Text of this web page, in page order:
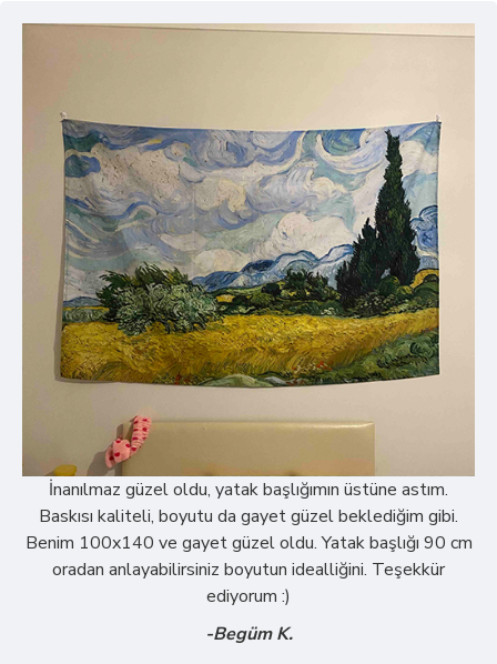
İnanılmaz güzel oldu, yatak başlığımın üstüne astım.
Baskısı kaliteli, boyutu da gayet güzel beklediğim gibi.
Benim 100x140 ve gayet güzel oldu. Yatak başlığı 90 cm
oradan anlayabilirsiniz boyutun idealliğini. Teşekkür
ediyorum :)
-Begüm K.